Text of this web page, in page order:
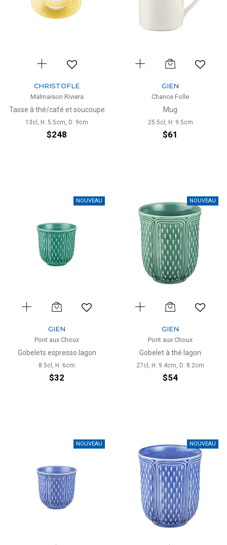
CHRISTOFLE
Malmaison Riviera
Tasse à thé/café et soucoupe
13cl, H: 5.5cm, D: 9cm
$248
GIEN
Chance Folle
Mug
25.5cl, H: 9.5cm
$61
NOUVEAU
GIEN
Pont aux Choux
Gobelets espresso lagon
8.5cl, H: 6cm
$32
NOUVEAU
GIEN
Pont aux Choux
Gobelet à thé lagon
27cl, H: 9.4cm, D: 8.2cm
$54
NOUVEAU NOUVEAU